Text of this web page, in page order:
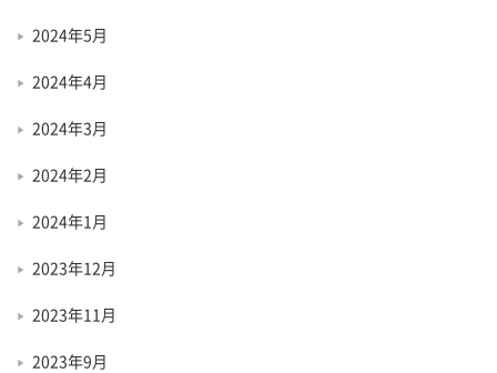
2024年5月
2024年4月
2024年3月
2024年2月
2024年1月
2023年12月
2023年11月
2023年9月